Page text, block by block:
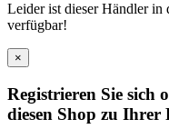
Leider ist dieser Händler
verfügbar!
×
Registrieren Sie sich
diesen Shop zu Ihrer